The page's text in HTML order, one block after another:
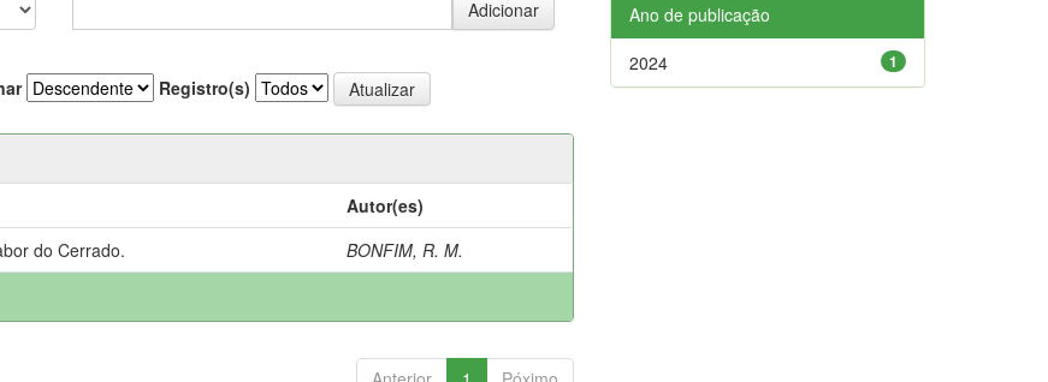
Registro(s)
Autor(es)
do Cerrado.
BONFIM, R. M.
Ano de publicação
1
2024